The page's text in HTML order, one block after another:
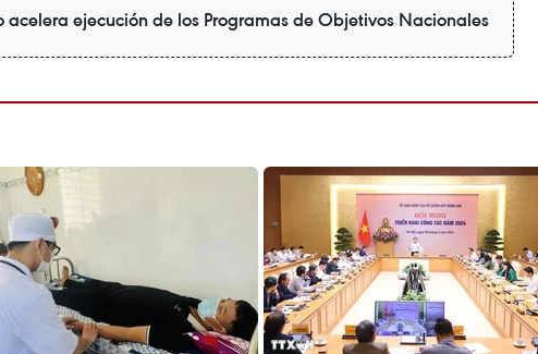
acelera ejecución de los Programas de Objetivos Nacionales